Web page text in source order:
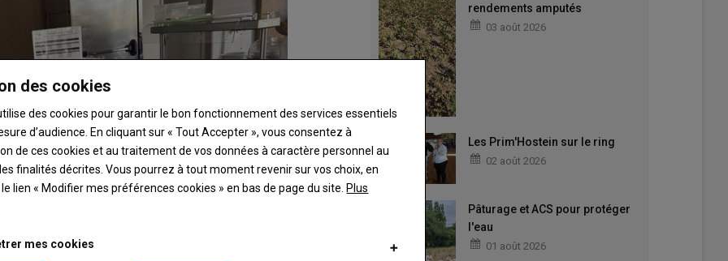
rendements amputés
03 août 2026
Les Prim'Hostein sur le ring
02 août 2026
Pâturage et ACS pour protéger
l'eau
01 août 2026
des cookies
des cookies pour garantir le bon fonctionnement des services essentiels
d’audience. En cliquant sur « Tout Accepter », vous consentez à
de ces cookies et au traitement de vos données à caractère personnel au
finalités décrites. Vous pourrez à tout moment revenir sur vos choix, en
lien « Modifier mes préférences cookies » en bas de page du site.Plus
mes cookies